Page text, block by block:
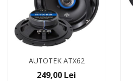
AUTOTEK ATX62
249,00 Lei